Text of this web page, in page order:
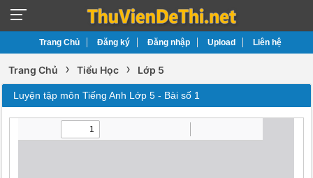
Trang Chủ Đăng ký Đăng nhập Upload Liên hệ
Trang Chủ › Tiểu Học › Lớp 5
Luyện tập môn Tiếng Anh Lớp 5 - Bài số 1